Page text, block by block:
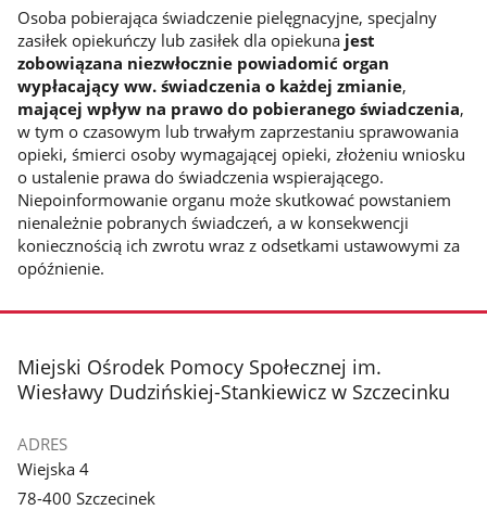
Osoba pobierająca świadczenie pielęgnacyjne, specjalny
zasiłek opiekuńczy lub zasiłek dla opiekuna jest
zobowiązana niezwłocznie powiadomić organ
wypłacający ww. świadczenia o każdej zmianie,
mającej wpływ na prawo do pobieranego świadczenia,
w tym o czasowym lub trwałym zaprzestaniu sprawowania
opieki, śmierci osoby wymagającej opieki, złożeniu wniosku
o ustalenie prawa do świadczenia wspierającego.
Niepoinformowanie organu może skutkować powstaniem
nienależnie pobranych świadczeń, a w konsekwencji
koniecznością ich zwrotu wraz z odsetkami ustawowymi za
opóźnienie.
stopka
Miejski Ośrodek Pomocy Społecznej im.
Wiesławy Dudzińskiej-Stankiewicz w Szczecinku
ADRES
Wiejska 4
78-400 Szczecinek